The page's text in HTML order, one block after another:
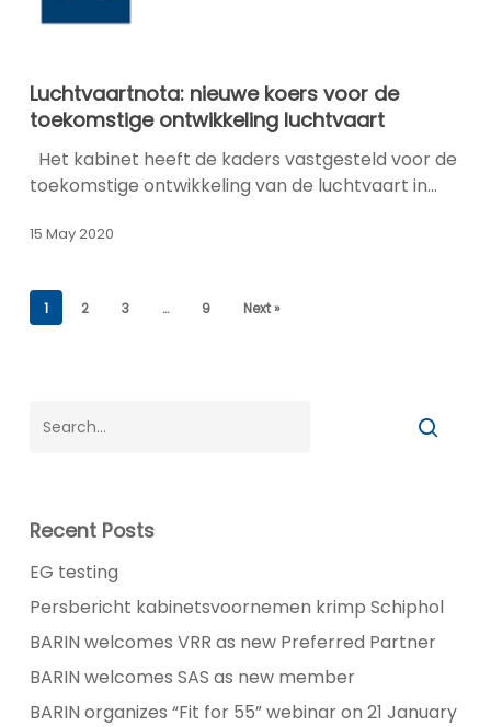
nieuwe
koers
voor
de
ontwikkeling
Luchtvaartnota: nieuwe koers voor de
toekomstige ontwikkeling luchtvaart
Het kabinet heeft de kaders vastgesteld voor de
toekomstige ontwikkeling van de luchtvaart in…
15 May 2020
1 2 3 … 9 Next »
Recent Posts
EG testing
Persbericht kabinetsvoornemen krimp Schiphol
BARIN welcomes VRR as new Preferred Partner
BARIN welcomes SAS as new member
BARIN organizes “Fit for 55” webinar on 21 January